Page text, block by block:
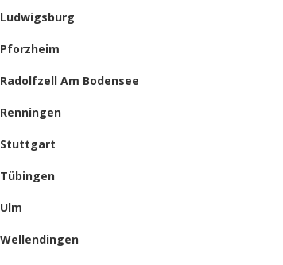
Ludwigsburg
Pforzheim
Radolfzell Am Bodensee
Renningen
Stuttgart
Tübingen
Ulm
Wellendingen